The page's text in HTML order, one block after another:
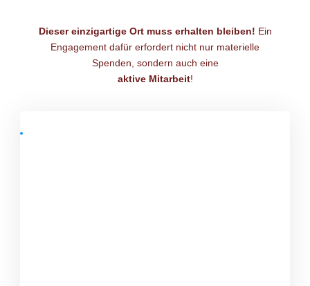
Dieser einzigartige Ort muss erhalten bleiben! Ein
Engagement dafür erfordert nicht nur materielle
Spenden, sondern auch eine
aktive Mitarbeit!